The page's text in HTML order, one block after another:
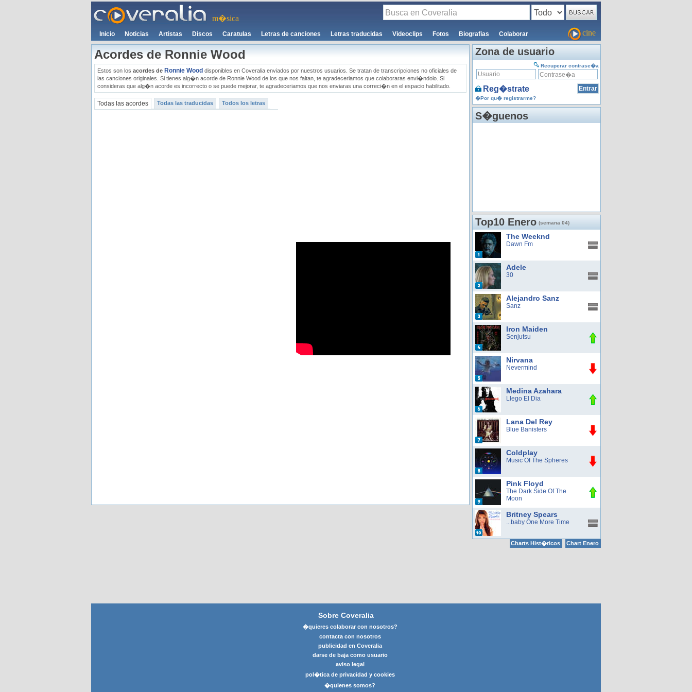
m�sica
Inicio Noticias Artistas Discos Caratulas Letras de canciones Letras traducidas Videoclips Fotos Biografias Colaborar cine
Acordes de Ronnie Wood
Estos son los acordes de Ronnie Wood disponibles en Coveralia enviados por nuestros usuarios. Se tratan de transcripciones no oficiales de
las canciones originales. Si tienes alg�n acorde de Ronnie Wood de los que nos faltan, te agradeceriamos que colaboraras envi�ndolo. Si
consideras que alg�n acorde es incorrecto o se puede mejorar, te agradeceriamos que nos enviaras una correci�n en el espacio habilitado.
Todas las acordes Todas las traducidas Todos los letras
Zona de usuario
Recuperar contrase�a
Reg�strate
�Por qu� registrarme?
S�guenos
Top10 Enero (semana 04)
The Weeknd
Dawn Fm
Adele
30
Alejandro Sanz
Sanz
Iron Maiden
Senjutsu
Nirvana
Nevermind
Medina Azahara
Llego El Dia
Lana Del Rey
Blue Banisters
Coldplay
Music Of The Spheres
Pink Floyd
The Dark Side Of The
Moon
Britney Spears
...baby One More Time
Charts Hist�ricos Chart Enero
Sobre Coveralia
�quieres colaborar con nosotros?
contacta con nosotros
publicidad en Coveralia
darse de baja como usuario
aviso legal
pol�tica de privacidad y cookies
�quienes somos?